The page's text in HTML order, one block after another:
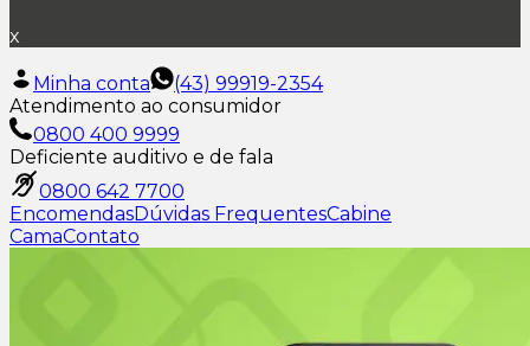
x
Minha conta
(43) 99919-2354
Atendimento ao consumidor
0800 400 9999
Deficiente auditivo e de fala
0800 642 7700
EncomendasDúvidas FrequentesCabine
CamaContato